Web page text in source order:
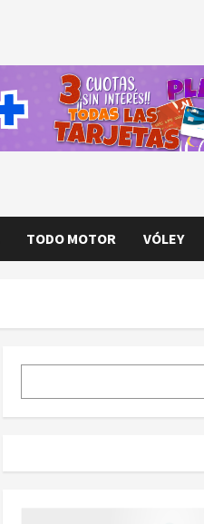
TODO MOTOR VÓLEY